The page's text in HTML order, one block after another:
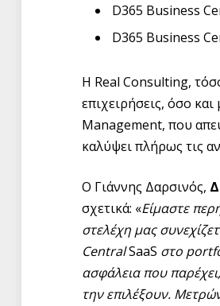
D365 Business
D365 Business
Η Real Consulting,
επιχειρήσεις, όσο
Management, που
καλύψει πλήρως τις
Ο Γιάννης Δαρσινός,
σχετικά: «Είμαστε
στελέχη μας
CentralSaaS στο
ασφάλεια που
την επιλέξουν.